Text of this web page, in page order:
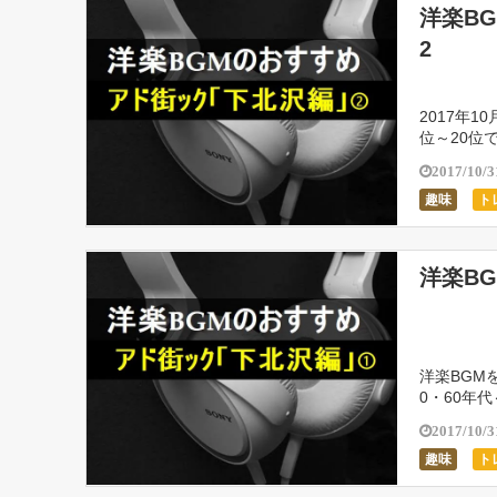
洋楽
2
2017年10
位～20位
2017/10/
趣味
洋楽
洋楽BGM
0・60年代
2017/10/
趣味